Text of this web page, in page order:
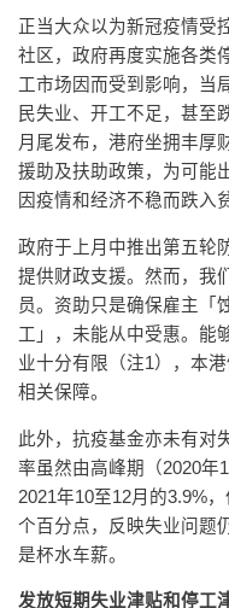
正当大众以为新冠疫情受
社区，政府再度实施各类
工市场因而受到影响，当
民失业、开工不足，甚至
月尾发布，港府坐拥丰厚
援助及扶助政策，为可能
因疫情和经济不稳而跌入
政府于上月中推出第五轮
提供财政支援。然而，我
员。资助只是确保雇主「
工」，未能从中受惠。能
业十分有限（注1），本
相关保障。
此外，抗疫基金亦未有对
率虽然由高峰期（2020年
2021年10至12月的3.9%
个百分点，反映失业问题
是杯水车薪。
发放短期失业津贴和停工